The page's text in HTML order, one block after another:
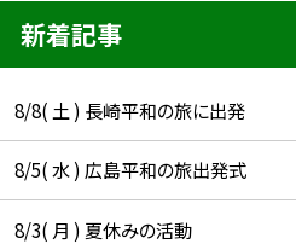
新着記事
8/8( 土 ) 長崎平和の旅に出発
8/5( 水 ) 広島平和の旅出発式
8/3( 月 ) 夏休みの活動